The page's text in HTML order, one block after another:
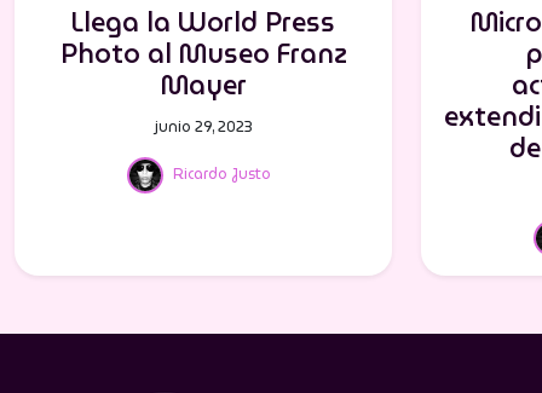
Llega la World Press
Photo al Museo Franz
Mayer
Ricardo Justo
junio 29, 2023